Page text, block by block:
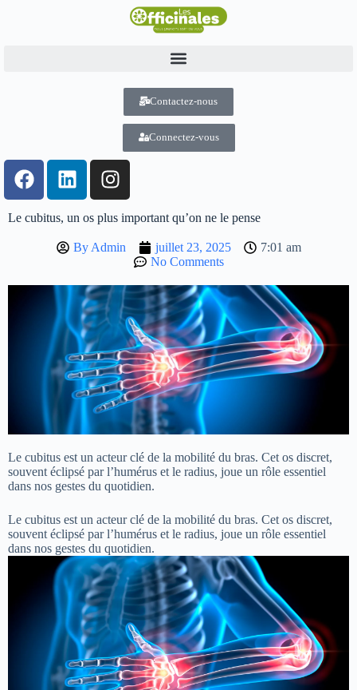
Contactez-nous
Connectez-vous
Le cubitus, un os plus important qu’on ne le pense
ByAdmin juillet 23, 2025
7:01 am
No Comments
Le cubitus est un acteur clé de la mobilité du bras. Cet os discret,
souvent éclipsé par l’humérus et le radius, joue un rôle essentiel
dans nos gestes du quotidien.
Le cubitus est un acteur clé de la mobilité du bras. Cet os discret,
souvent éclipsé par l’humérus et le radius, joue un rôle essentiel
dans nos gestes du quotidien.